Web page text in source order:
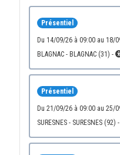
Présentiel
du 14/09/26 à 09:00 au 18/09/26 à 17:00 - CENIT KEONYS
BLAGNAC - BLAGNAC (31) -
Présentiel
du 21/09/26 à 09:00 au 25/09/26 à 17:00 - CENIT KEONYS
SURESNES - SURESNES (92) -